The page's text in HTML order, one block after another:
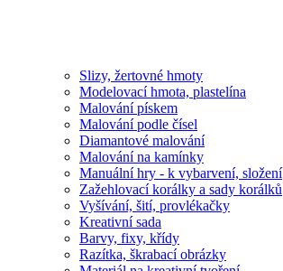
Slizy, žertovné hmoty
Modelovací hmota, plastelína
Malování pískem
Malování podle čísel
Diamantové malování
Malování na kamínky
Manuální hry - k vybarvení, složení
Zažehlovací korálky a sady korálků
Vyšívání, šití, provlékačky
Kreativní sada
Barvy, fixy, křídy
Razítka, škrabací obrázky